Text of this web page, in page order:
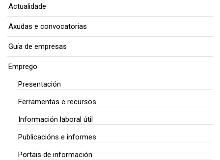
Actualidade
Axudas e convocatorias
Guía de empresas
Emprego
Presentación
Ferramentas e recursos
Información laboral útil
Publicacións e informes
Portais de información